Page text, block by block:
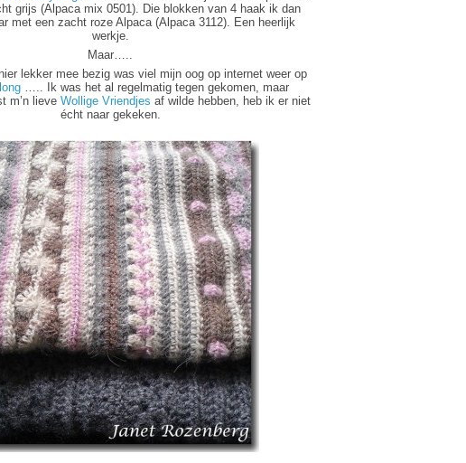
grijs (Alpaca mix 0501). Die blokken van 4 haak ik dan
met een zacht roze Alpaca (Alpaca 3112). Een heerlijk
werkje.
Maar…..
lekker mee bezig was viel mijn oog op internet weer op
….. Ik was het al regelmatig tegen gekomen, maar
m’n lieve Wollige Vriendjes af wilde hebben, heb ik er niet
écht naar gekeken.